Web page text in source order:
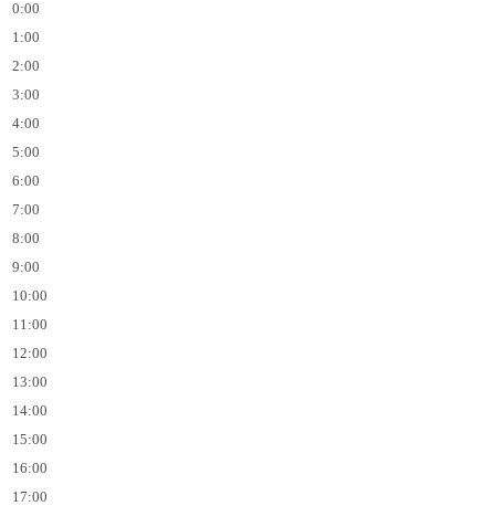
0:00
1:00
2:00
3:00
4:00
5:00
6:00
7:00
8:00
9:00
10:00
11:00
12:00
13:00
14:00
15:00
16:00
17:00